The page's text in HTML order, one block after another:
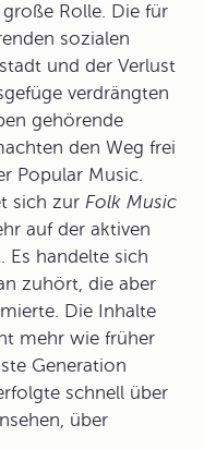
Rolle. Die für
sozialen
und der Verlust
verdrängten
gehörende
den Weg frei
Popular Music.
sich zur Folk Music
auf der aktiven
Es handelte sich
zuhört, die aber
Die Inhalte
mehr wie früher
Generation
schnell über
über